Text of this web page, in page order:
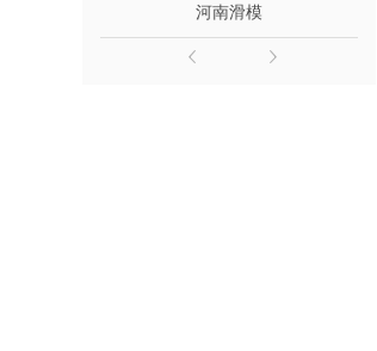
河南滑模